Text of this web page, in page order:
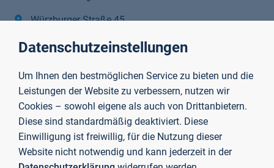
Würzburger Straße 45
Raum C01/49/210
63743 Aschaffenburg
michael.kaloudis@th-ab.de
+49 6021 4206 813
Datenschutzeinstellungen
Um Ihnen den bestmöglichen Service zu bieten und die
Leistungen der Website zu verbessern, nutzen wir
Cookies – sowohl eigene als auch von Drittanbietern.
Diese sind standardmäßig deaktiviert. Diese
Einwilligung ist freiwillig, für die Nutzung dieser
Website nicht notwendig und kann jederzeit in der